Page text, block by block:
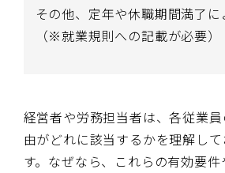
その他、定年や休職期間満了
（※就業規則への記載が必要）
経営者や労務担当者は、各従業
由がどれに該当するかを理解し
す。なぜなら、これらの有効要